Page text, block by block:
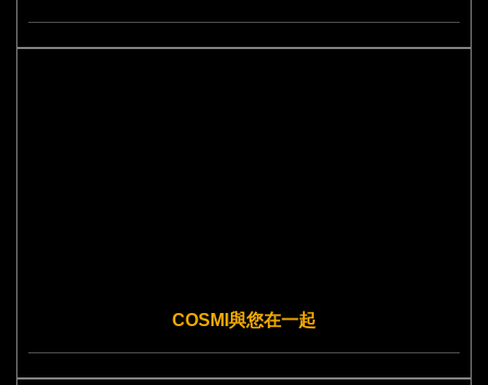
COSMI與您在一起